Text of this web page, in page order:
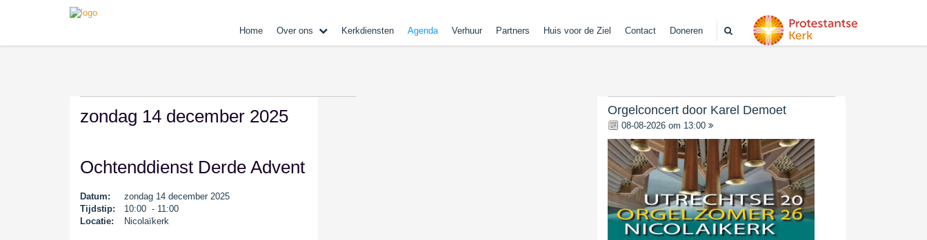
Home Over ons Kerkdiensten Agenda Verhuur Partners Huis voor de Ziel Contact Doneren
zondag 14 december 2025
Ochtenddienst Derde Advent
Datum:
zondag 14 december 2025
Tijdstip:
10:00 - 11:00
Locatie:
Nicolaïkerk
Orgelconcert door Karel Demoet
08-08-2026 om 13:00